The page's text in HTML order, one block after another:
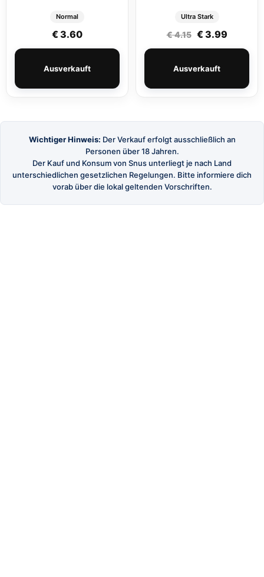
Normal
€ 3.60
Ausverkauft
Ultra Stark
€4.15 € 3.99
Ausverkauft
Wichtiger Hinweis: Der Verkauf erfolgt ausschließlich an
Personen über 18 Jahren.
Der Kauf und Konsum von Snus unterliegt je nach Land
unterschiedlichen gesetzlichen Regelungen. Bitte informiere dich
vorab über die lokal geltenden Vorschriften.